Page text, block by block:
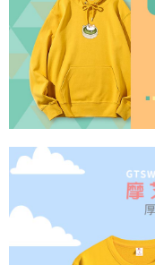
任。
４．使用「AFTEE先享後
時審查核予不同之上限額
請求用戶進行身份認證。
５．嚴禁一人註冊多個帳
恩沛科技股份有限公司將